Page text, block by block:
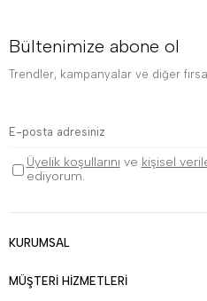
Bültenimize abone ol
Trendler, kampanyalar ve diğer
Üyelik koşullarını ve kişisel
ediyorum.
KURUMSAL
MÜŞTERİ HİZMETLERİ